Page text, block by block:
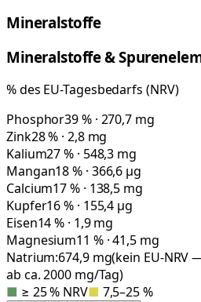
Mineralstoffe
Mineralstoffe &
% des EU-Tagesbedarfs (NRV)
Phosphor39 % · 270,7 mg
Zink28 % · 2,8 mg
Kalium27 % · 548,3 mg
Mangan18 % · 366,6 µg
Calcium17 % · 138,5 mg
Kupfer16 % · 155,4 µg
Eisen14 % · 1,9 mg
Magnesium11 % · 41,5 mg
Natrium:674,9mg(kein EU-NRV
ab ca. 2000 mg/Tag)
■ ≥ 25 % NRV■ 7,5–25 %